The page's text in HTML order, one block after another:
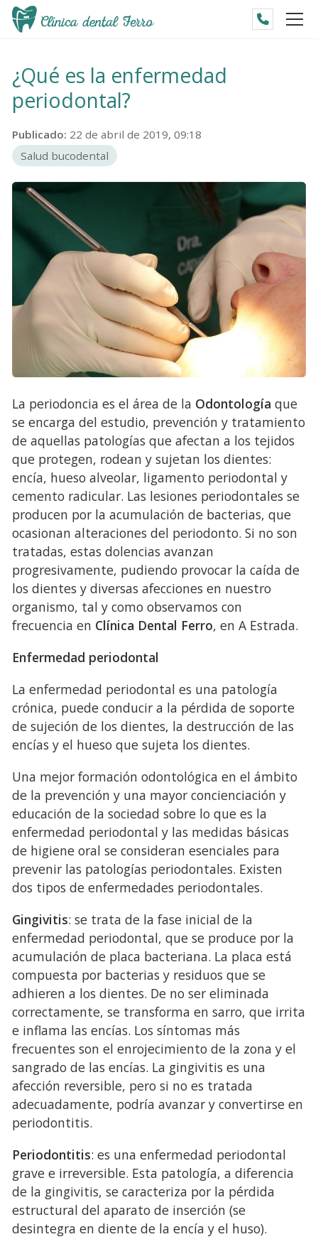
¿Qué es la enfermedad
periodontal?
Publicado: 22 de abril de 2019, 09:18
Salud bucodental
La periodoncia es el área de la Odontología que
se encarga del estudio, prevención y tratamiento
de aquellas patologías que afectan a los tejidos
que protegen, rodean y sujetan los dientes:
encía, hueso alveolar, ligamento periodontal y
cemento radicular. Las lesiones periodontales se
producen por la acumulación de bacterias, que
ocasionan alteraciones del periodonto. Si no son
tratadas, estas dolencias avanzan
progresivamente, pudiendo provocar la caída de
los dientes y diversas afecciones en nuestro
organismo, tal y como observamos con
frecuencia en Clínica Dental Ferro, en A Estrada.
Enfermedad periodontal
La enfermedad periodontal es una patología
crónica, puede conducir a la pérdida de soporte
de sujeción de los dientes, la destrucción de las
encías y el hueso que sujeta los dientes.
Una mejor formación odontológica en el ámbito
de la prevención y una mayor concienciación y
educación de la sociedad sobre lo que es la
enfermedad periodontal y las medidas básicas
de higiene oral se consideran esenciales para
prevenir las patologías periodontales. Existen
dos tipos de enfermedades periodontales.
Gingivitis: se trata de la fase inicial de la
enfermedad periodontal, que se produce por la
acumulación de placa bacteriana. La placa está
compuesta por bacterias y residuos que se
adhieren a los dientes. De no ser eliminada
correctamente, se transforma en sarro, que irrita
e inflama las encías. Los síntomas más
frecuentes son el enrojecimiento de la zona y el
sangrado de las encías. La gingivitis es una
afección reversible, pero si no es tratada
adecuadamente, podría avanzar y convertirse en
periodontitis.
Periodontitis: es una enfermedad periodontal
grave e irreversible. Esta patología, a diferencia
de la gingivitis, se caracteriza por la pérdida
estructural del aparato de inserción (se
desintegra en diente de la encía y el huso).